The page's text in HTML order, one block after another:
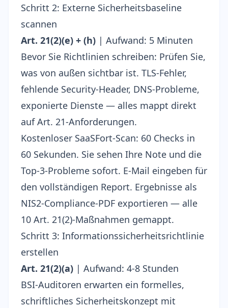
Schritt 2: Externe Sicherheitsbaseline
scannen
Art. 21(2)(e) + (h) | Aufwand: 5 Minuten
Bevor Sie Richtlinien schreiben: Prüfen Sie,
was von außen sichtbar ist. TLS-Fehler,
fehlende Security-Header, DNS-Probleme,
exponierte Dienste — alles mappt direkt
auf Art. 21-Anforderungen.
Kostenloser SaaSFort-Scan: 60 Checks in
60 Sekunden. Sie sehen Ihre Note und die
Top-3-Probleme sofort. E-Mail eingeben für
den vollständigen Report. Ergebnisse als
NIS2-Compliance-PDF exportieren — alle
10 Art. 21(2)-Maßnahmen gemappt.
Schritt 3: Informationssicherheitsrichtlinie
erstellen
Art. 21(2)(a) | Aufwand: 4-8 Stunden
BSI-Auditoren erwarten ein formelles,
schriftliches Sicherheitskonzept mit